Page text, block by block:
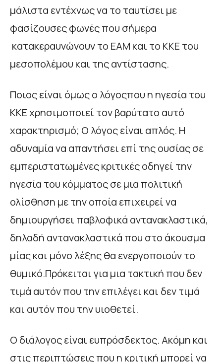
μάλιστα εντέχνως να το ταυτίσει με
φασίζουσες φωνές που σήμερα
κατακεραυνώνουν το ΕΑΜ και το ΚΚΕ του
μεσοπολέμου και της αντίστασης.
Ποιος είναι όμως ο λόγοςπου η ηγεσία του
ΚΚΕ χρησιμοποιεί τον βαρύτατο αυτό
χαρακτηρισμό; Ο λόγος είναι απλός. Η
αδυναμία να απαντήσει επί της ουσίας σε
εμπεριστατωμένες κριτικές οδηγεί την
ηγεσία του κόμματος σε μια πολιτική
ολίσθηση με την οποία επιχειρεί να
δημιουργήσει παβλοφικά αντανακλαστικά,
δηλαδή αντανακλαστικά που στο άκουσμα
μίας και μόνο λέξης θα ενεργοποιούν το
θυμικό.Πρόκειται για μια τακτική που δεν
τιμά αυτόν που την επιλέγει και δεν τιμά
και αυτόν που την υιοθετεί.
Ο διάλογος είναι ευπρόσδεκτος. Ακόμη και
στις περιπτώσεις που η κριτική μπορεί να